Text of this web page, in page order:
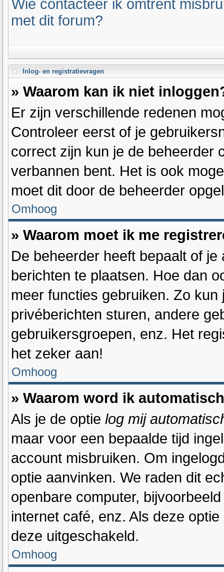
Wie contacteer ik omtrent
met dit forum?
Inlog- en registratievragen
» Waarom kan ik niet
Er zijn verschillende redenen
Controleer eerst of je
correct zijn kun je de beheerder
verbannen bent. Het is ook
moet dit door de beheerder
Omhoog
» Waarom moet ik me
De beheerder heeft bepaalt of
berichten te plaatsen. Hoe dan
meer functies gebruiken. Zo
privéberichten sturen, andere
gebruikersgroepen, enz. Het
het zeker aan!
Omhoog
» Waarom word ik
Als je de optie log mij
maar voor een bepaalde tijd
account misbruiken. Om
optie aanvinken. We raden dit
openbare computer,
internet café, enz. Als deze
deze uitgeschakeld.
Omhoog